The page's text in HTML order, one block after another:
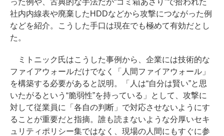
った例や、古典的な手法だが“ゴミ箱あさり”で拾われた
社内内線表や廃棄したHDDなどから攻撃につながった例
などを紹介。こうした手口は現在でも極めて有効だとし
た。
ミトニック氏はこうした事例から、企業には技術的な
ファイアウォールだけでなく「人間ファイアウォール」
を構築する必要があると説明。「人は“自分は賢い”と思
いたがるという“脆弱性”を持っている」として、攻撃に
対して従業員に「各自の判断」で対応させないようにす
ることが重要だと指摘。誰も読まないような分厚いセキ
ュリティポリシー集ではなく、現場の人間にもすぐに参